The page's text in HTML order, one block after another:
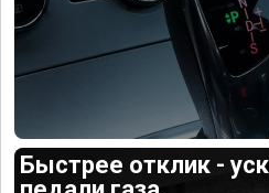
Быстрее отклик -